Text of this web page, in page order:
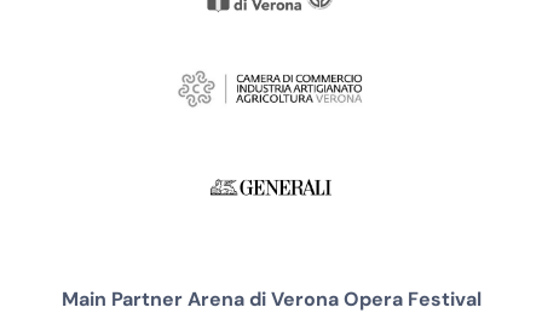
Main Partner Arena di Verona Opera Festival